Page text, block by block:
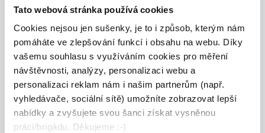
Tato webová stránka používá cookies
Cookies nejsou jen sušenky, je to i způsob, kterým nám
pomáháte ve zlepšování funkcí i obsahu na webu. Díky
vašemu souhlasu s využíváním cookies pro měření
návštěvnosti, analýzy, personalizaci webu a
personalizaci reklam nám i našim partnerům (např.
vyhledávače, sociální sítě) umožníte zobrazovat lepší
nabídky a zvyšujete svou šanci získat vysněnou
práci/brigádu. Děkujeme :-)
také brigádníci a klasičtí operátoři, myslíte,
že se to shoduje s názory vedení :-)?
ROZHOVOR S BRIGÁDNÍKEM VERČOU
ROZHOVOR S ASISTENTEM SUPERVIZORA